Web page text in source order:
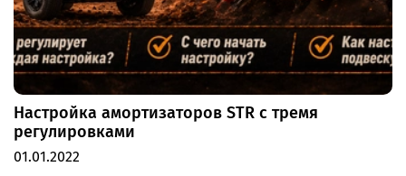
Настройка амортизаторов STR с тремя
регулировками
01.01.2022